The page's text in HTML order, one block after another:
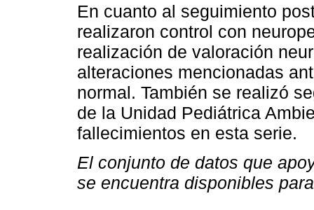
En cuanto al seguimiento
realizaron control con
realización de valoración
alteraciones mencionadas
normal. También se realizó
de la Unidad Pediátrica
fallecimientos en esta serie.
El conjunto de datos que
se encuentra disponibles